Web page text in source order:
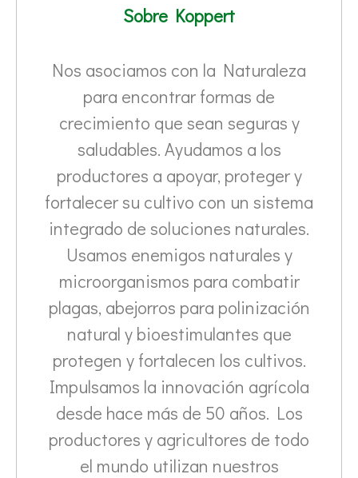
Sobre Koppert
Nos asociamos con la Naturaleza
para encontrar formas de
crecimiento que sean seguras y
saludables. Ayudamos a los
productores a apoyar, proteger y
fortalecer su cultivo con un sistema
integrado de soluciones naturales.
Usamos enemigos naturales y
microorganismos para combatir
plagas, abejorros para polinización
natural y bioestimulantes que
protegen y fortalecen los cultivos.
Impulsamos la innovación agrícola
desde hace más de 50 años. Los
productores y agricultores de todo
el mundo utilizan nuestros